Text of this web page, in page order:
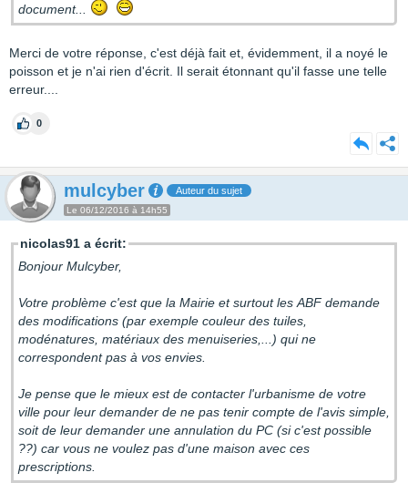
document...
Merci de votre réponse, c'est déjà fait et, évidemment, il a noyé le
poisson et je n'ai rien d'écrit. Il serait étonnant qu'il fasse une telle
erreur....
0
mulcyber Auteur du sujet
Le 06/12/2016 à 14h55
nicolas91 a écrit:
Bonjour Mulcyber,
Votre problème c'est que la Mairie et surtout les ABF demande
des modifications (par exemple couleur des tuiles,
modénatures, matériaux des menuiseries,...) qui ne
correspondent pas à vos envies.
Je pense que le mieux est de contacter l'urbanisme de votre
ville pour leur demander de ne pas tenir compte de l'avis simple,
soit de leur demander une annulation du PC (si c'est possible
??) car vous ne voulez pas d'une maison avec ces
prescriptions.